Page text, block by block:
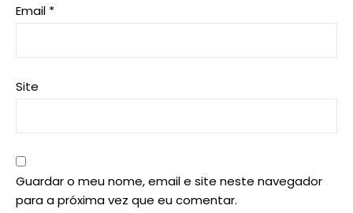
Email *
Site
Guardar o meu nome, email e site neste navegador
para a próxima vez que eu comentar.